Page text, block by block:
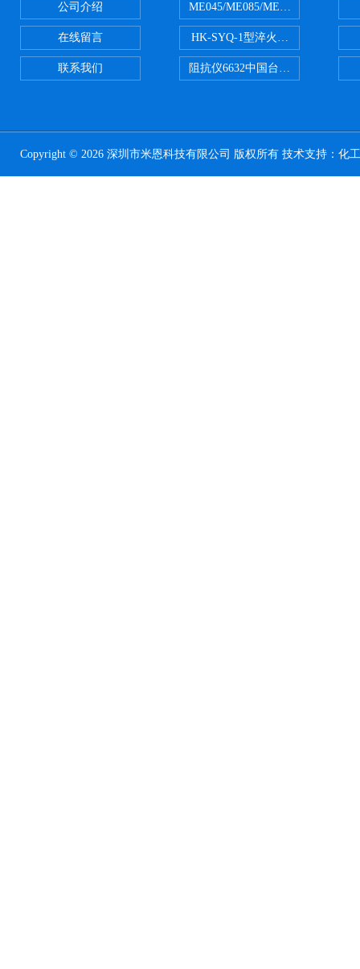
公司介绍
在线留言
联系我们
ME045/ME085/ME150ME系列
HK-SYQ-1型淬火介质冷却性能测
阻抗仪6632中国台湾益和
Copyright © 2026 深圳市米恩科技有限公司 版权所有 技术支持： 化